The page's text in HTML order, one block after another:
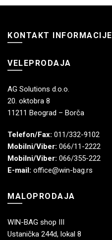
KONTAKT INFORMACIJE
VELEPRODAJA
AG Solutions d.o.o.
20. oktobra 8
11211 Beograd – Borča
Telefon/Fax: 011/332-9102
Mobilni/Viber: 066/11-2222
Mobilni/Viber: 066/355-222
E-mail: office@win-bag.rs
MALOPRODAJA
WIN-BAG shop III
Ustanička 244d, lokal 8